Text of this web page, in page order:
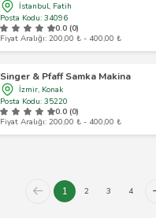
İstanbul, Fatih
Posta Kodu: 34096
0.0 (0)
Fiyat Aralığı: 200,00 ₺ - 400,00 ₺
Singer & Pfaff Samka Makina
İzmir, Konak
Posta Kodu: 35220
0.0 (0)
Fiyat Aralığı: 200,00 ₺ - 400,00 ₺
1 2 3 4